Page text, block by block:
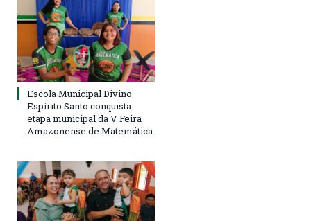
Escola Municipal Divino
Espírito Santo conquista
etapa municipal da V Feira
Amazonense de Matemática